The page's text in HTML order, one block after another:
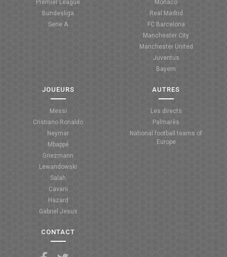
COUPE DE FRANCE
COUPE DE LA LIGUE
Premier League
Bundesliga
Serie A
Monaco
Real Madrid
FC Barcelona
Manchester City
Manchester United
Juventus
Bayern
JOUEURS
Messi
Cristiano Ronaldo
Neymar
Mbappé
Griezmann
Lewandowski
Salah
Cavani
Hazard
Gabriel Jesus
AUTRES
Les directs
Palmarès
National football teams of
Europe
CONTACT